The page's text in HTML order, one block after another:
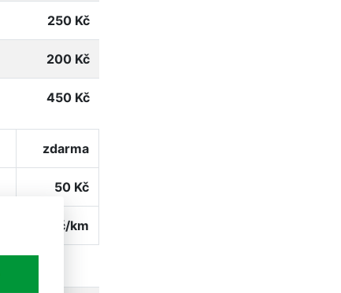
250 Kč
200 Kč
450 Kč
zdarma
50 Kč
18 Kč/km